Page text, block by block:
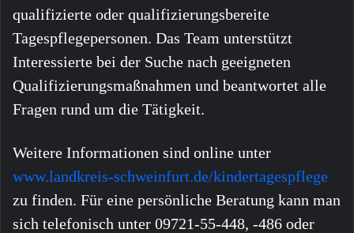
qualifizierte oder qualifizierungsbereite
Tagespflegepersonen. Das Team unterstützt
Interessierte bei der Suche nach geeigneten
Qualifizierungsmaßnahmen und beantwortet alle
Fragen rund um die Tätigkeit.
Weitere Informationen sind online unter
www.landkreis-schweinfurt.de/kindertagespflege
zu finden. Für eine persönliche Beratung kann man
sich telefonisch unter 09721-55-448, -486 oder